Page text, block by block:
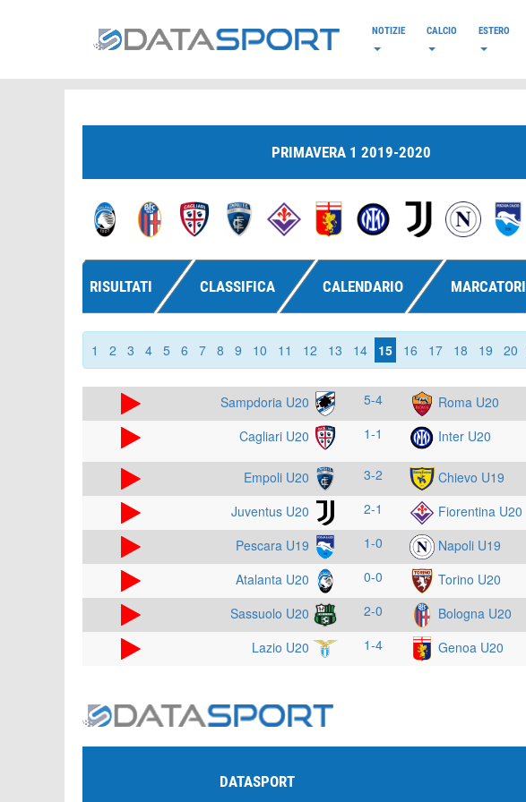
NOTIZIE CALCIO ESTERO
PRIMAVERA 1 2019-2020
RISULTATI CLASSIFICA CALENDARIO MARCATORI
1 2 3 4 5 6 7 8 9 10 11 12 13 14 15 16 17 18 19 20
Sampdoria U20 5-4 Roma U20
Cagliari U20 1-1 Inter U20
Empoli U20 3-2 Chievo U19
Juventus U20 2-1 Fiorentina U20
Pescara U19 1-0 Napoli U19
Atalanta U20 0-0 Torino U20
Sassuolo U20 2-0 Bologna U20
Lazio U20 1-4 Genoa U20
DATASPORT